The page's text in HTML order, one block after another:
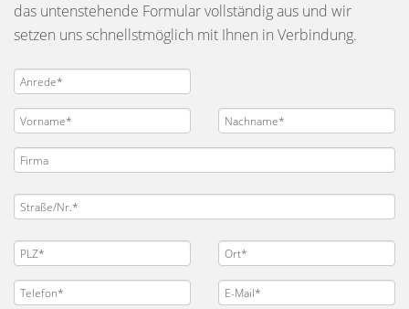
das untenstehende Formular vollständig aus und wir
setzen uns schnellstmöglich mit Ihnen in Verbindung.